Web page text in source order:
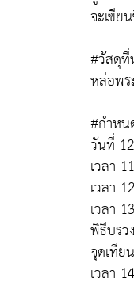
จะเขีย
#วัสดุ
หล่อพร
#กำหน
วันที่
เวลา
เวลา
เวลา
พิธีบรว
จุดเที
เวลา